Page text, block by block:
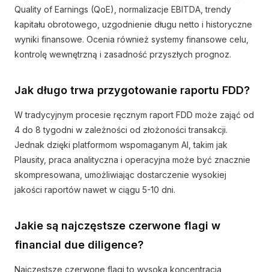
Quality of Earnings (QoE), normalizacje EBITDA, trendy
kapitału obrotowego, uzgodnienie długu netto i historyczne
wyniki finansowe. Ocenia również systemy finansowe celu,
kontrolę wewnętrzną i zasadność przyszłych prognoz.
Jak długo trwa przygotowanie raportu FDD?
W tradycyjnym procesie ręcznym raport FDD może zająć od
4 do 8 tygodni w zależności od złożoności transakcji.
Jednak dzięki platformom wspomaganym AI, takim jak
Plausity, praca analityczna i operacyjna może być znacznie
skompresowana, umożliwiając dostarczenie wysokiej
jakości raportów nawet w ciągu 5-10 dni.
Jakie są najczęstsze czerwone flagi w
financial due diligence?
Najczęstsze czerwone flagi to wysoka koncentracja